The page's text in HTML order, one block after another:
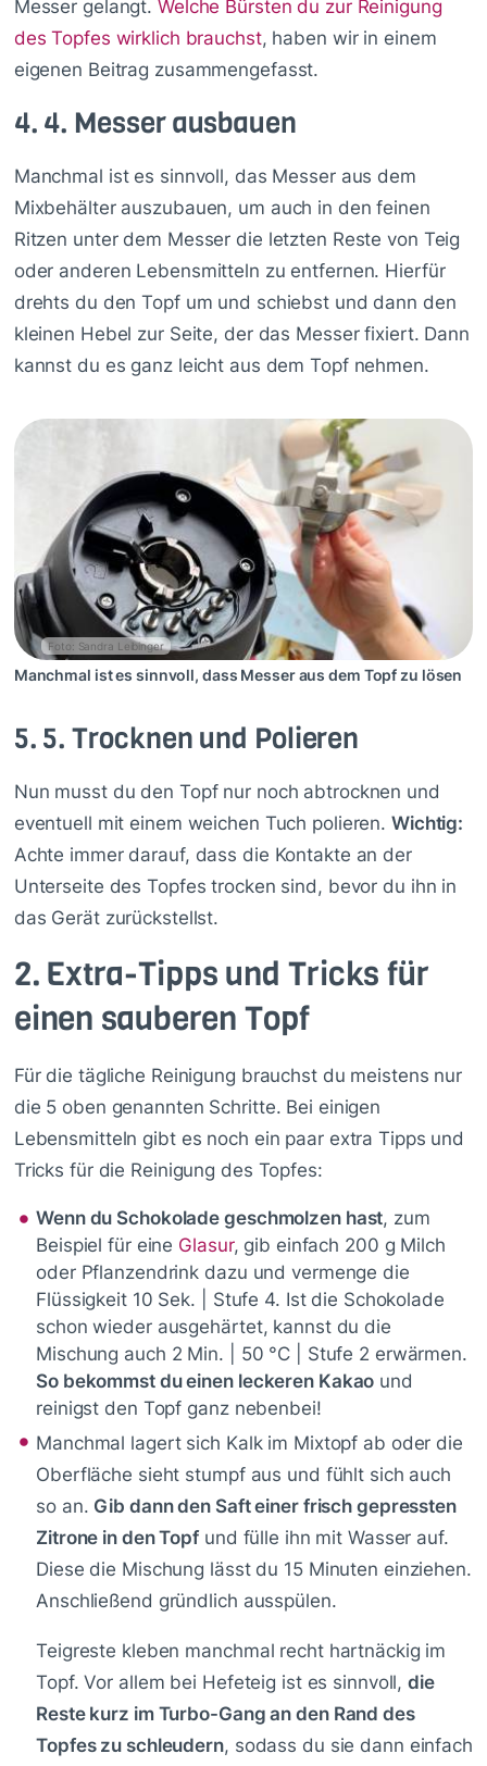
Messer gelangt. Welche Bürsten du zur Reinigung
des Topfes wirklich brauchst, haben wir in einem
eigenen Beitrag zusammengefasst.
4. 4. Messer ausbauen
Manchmal ist es sinnvoll, das Messer aus dem
Mixbehälter auszubauen, um auch in den feinen
Ritzen unter dem Messer die letzten Reste von Teig
oder anderen Lebensmitteln zu entfernen. Hierfür
drehts du den Topf um und schiebst und dann den
kleinen Hebel zur Seite, der das Messer fixiert. Dann
kannst du es ganz leicht aus dem Topf nehmen.
Foto: Sandra Leibinger
Manchmal ist es sinnvoll, dass Messer aus dem Topf zu lösen
5. 5. Trocknen und Polieren
Nun musst du den Topf nur noch abtrocknen und
eventuell mit einem weichen Tuch polieren.Wichtig:
Achte immer darauf, dass die Kontakte an der
Unterseite des Topfes trocken sind, bevor du ihn in
das Gerät zurückstellst.
2. Extra-Tipps und Tricks für
einen sauberen Topf
Für die tägliche Reinigung brauchst du meistens nur
die 5 oben genannten Schritte. Bei einigen
Lebensmitteln gibt es noch ein paar extra Tipps und
Tricks für die Reinigung des Topfes:
Wenn du Schokolade geschmolzen hast, zum
Beispiel für eine Glasur, gib einfach 200 g Milch
oder Pflanzendrink dazu und vermenge die
Flüssigkeit 10 Sek. | Stufe 4. Ist die Schokolade
schon wieder ausgehärtet, kannst du die
Mischung auch 2 Min. | 50 °C | Stufe 2 erwärmen.
So bekommst du einen leckeren Kakao und
reinigst den Topf ganz nebenbei!
Manchmal lagert sich Kalk im Mixtopf ab oder die
Oberfläche sieht stumpf aus und fühlt sich auch
so an. Gib dann den Saft einer frisch gepressten
Zitrone in den Topfund fülle ihn mit Wasser auf.
Diese die Mischung lässt du 15 Minuten einziehen.
Anschließend gründlich ausspülen.
Teigreste kleben manchmal recht hartnäckig im
Topf. Vor allem bei Hefeteig ist es sinnvoll,die
Reste kurz im Turbo-Gang an den Rand des
Topfes zu schleudern, sodass du sie dann einfach